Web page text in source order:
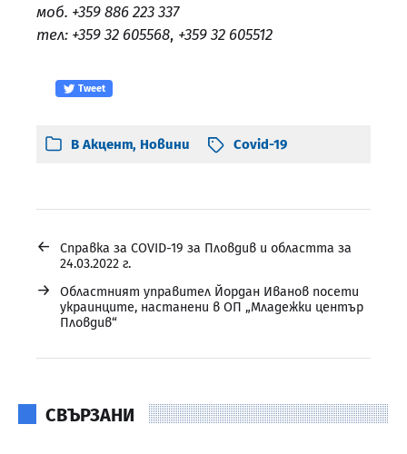
моб. +359 886 223 337
тел: +359 32 605568, +359 32 605512
Tweet
В Акцент, Новини Covid-19
←
Справка за COVID-19 за Пловдив и областта за
24.03.2022 г.
→
Областният управител Йордан Иванов посети
украинците, настанени в ОП „Младежки център
Пловдив“
СВЪРЗАНИ